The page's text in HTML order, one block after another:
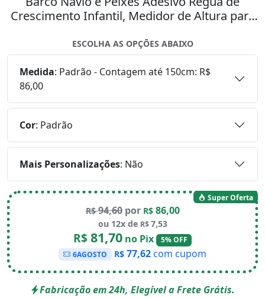
Crescimento Infantil, Medidor de Altura para
ESCOLHA AS OPÇÕES ABAIXO
Medida: Padrão - Contagem até 150cm: R$
86,00
Cor: Padrão
Mais Personalizações: Não
Super Oferta
R$94,60por R$ 86,00
ou 12x de R$7,53
R$81,70no Pix
5% OFF
6AGOSTO
R$ 77,62com cupom
Fabricação em 24h, Elegível a Frete Grátis.